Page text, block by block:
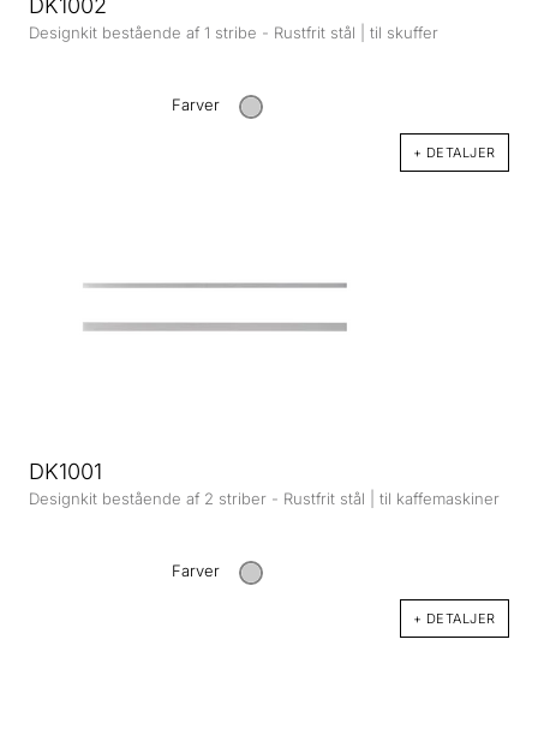
DK1002
Designkit bestående af 1 stribe - Rustfrit stål | til skuffer
Farver
+ DETALJER
DK1001
Designkit bestående af 2 striber - Rustfrit stål | til kaffemaskiner
Farver
+ DETALJER